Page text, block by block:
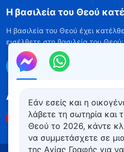
Η βασιλεία του Θεού
Η βασιλεία του Θεού έχει
εισέλθετε στη βασιλεία του Θεού;
Επικοινωνήστε μαζί μας
Ακολουθήστε μας
Εάν εσείς και η
λάβετε τη σωτηρία και
Θεού το 2026, κάντε
να συμμετάσχετε σε
της Αγίας Γραφής για